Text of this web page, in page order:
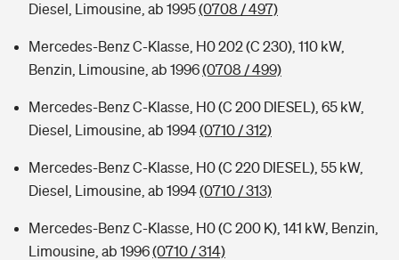
Diesel, Limousine, ab 1995(0708 / 497)
Mercedes-Benz C-Klasse, H0 202 (C 230), 110 kW,
Benzin, Limousine, ab 1996(0708 / 499)
Mercedes-Benz C-Klasse, H0 (C 200 DIESEL), 65 kW,
Diesel, Limousine, ab 1994(0710 / 312)
Mercedes-Benz C-Klasse, H0 (C 220 DIESEL), 55 kW,
Diesel, Limousine, ab 1994(0710 / 313)
Mercedes-Benz C-Klasse, H0 (C 200 K), 141 kW, Benzin,
Limousine, ab 1996(0710 / 314)